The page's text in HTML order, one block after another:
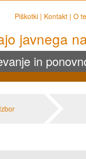
Piškotki | Kontakt | O
javnega
in
Izbor